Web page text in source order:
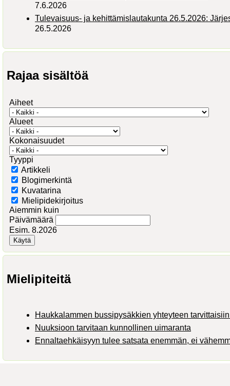
7.6.2026
Tulevaisuus- ja kehittämislautakunta 26.5.2026:
26.5.2026
Rajaa sisältöä
Aiheet
Alueet
Kokonaisuudet
Tyyppi
Artikkeli
Blogimerkintä
Kuvatarina
Mielipidekirjoitus
Aiemmin kuin
Päivämäärä
Esim. 8.2026
Mielipiteitä
Haukkalammen bussipysäkkien yhteyteen
Nuuksioon tarvitaan kunnollinen uimaranta
Ennaltaehkäisyyn tulee satsata enemmän, ei